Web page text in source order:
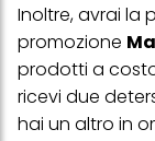
Inoltre, avrai la
promozione
prodotti a
ricevi due
hai un altro in
simili"). Puoi
effetto per il
sezione
ulteriori
particolare sul
informazioni
clic su "modifica"